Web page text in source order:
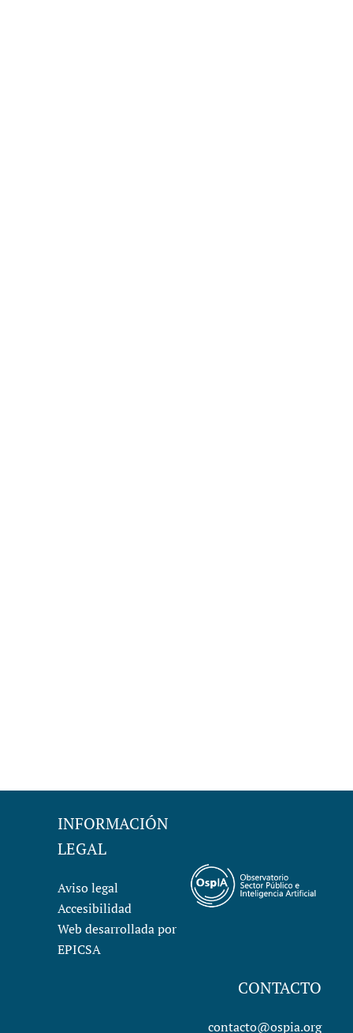
INFORMACIÓN
LEGAL
Aviso legal
Accesibilidad
Web desarrollada por
EPICSA
CONTACTO
contacto@ospia.org